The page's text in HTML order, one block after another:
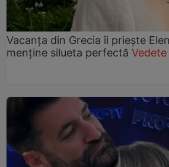
Vacanța din Grecia îi priește
menține silueta perfectă